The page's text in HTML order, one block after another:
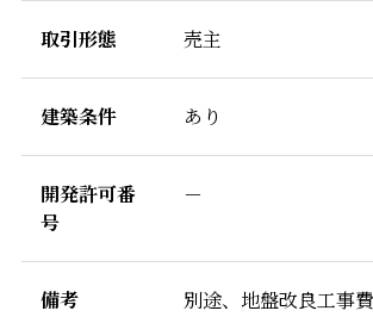
取引形態 売主
建築条件 あり
開発許可番
号
－
備考 別途、地盤改良工事